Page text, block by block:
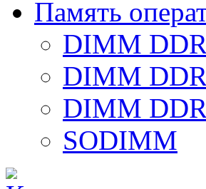
Память
DIMM
DIMM
DIMM
SODIMM